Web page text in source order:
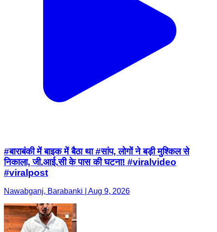
#बाराबंकी में बाइक में बैठा था #सांप, लोगों ने बड़ी मुश्किल से
निकाला, जी.आई.सी के पास की घटना! #viralvideo
#viralpost
Nawabganj, Barabanki | Aug 9, 2026